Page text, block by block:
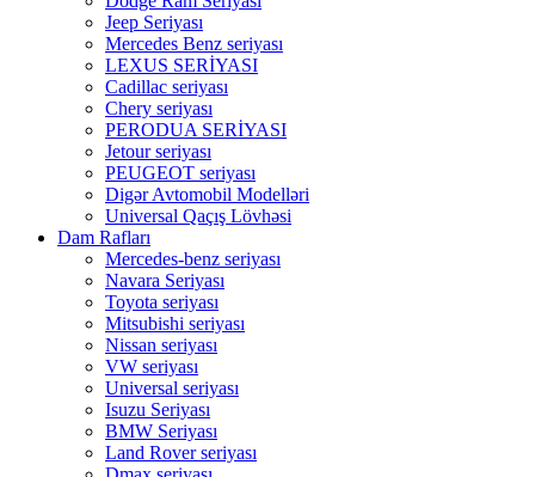
Jeep Seriyası
Mercedes Benz seriyası
LEXUS SERİYASI
Cadillac seriyası
Chery seriyası
PERODUA SERİYASI
Jetour seriyası
PEUGEOT seriyası
Digər Avtomobil Modelləri
Universal Qaçış Lövhəsi
Dam Rafları
Mercedes-benz seriyası
Navara Seriyası
Toyota seriyası
Mitsubishi seriyası
Nissan seriyası
VW seriyası
Universal seriyası
Isuzu Seriyası
BMW Seriyası
Land Rover seriyası